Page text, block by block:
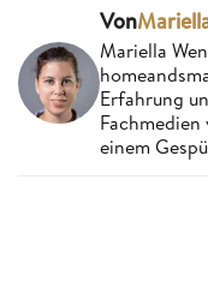
Von
Mariella
Erfahrung
einem